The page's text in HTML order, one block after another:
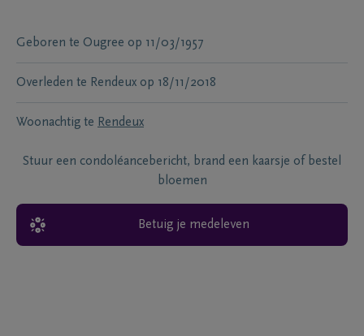
Geboren te Ougree op 11/03/1957
Overleden te Rendeux op 18/11/2018
Woonachtig te Rendeux
Stuur een condoléancebericht, brand een kaarsje of bestel
bloemen
Betuig je medeleven